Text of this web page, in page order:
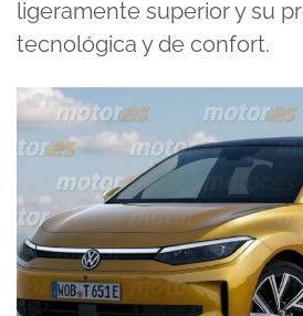
ligeramente superior y su
tecnológica y de confort.